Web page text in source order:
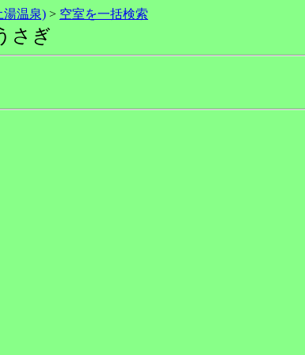
湯温泉) > 空室を一括検索
さぎ